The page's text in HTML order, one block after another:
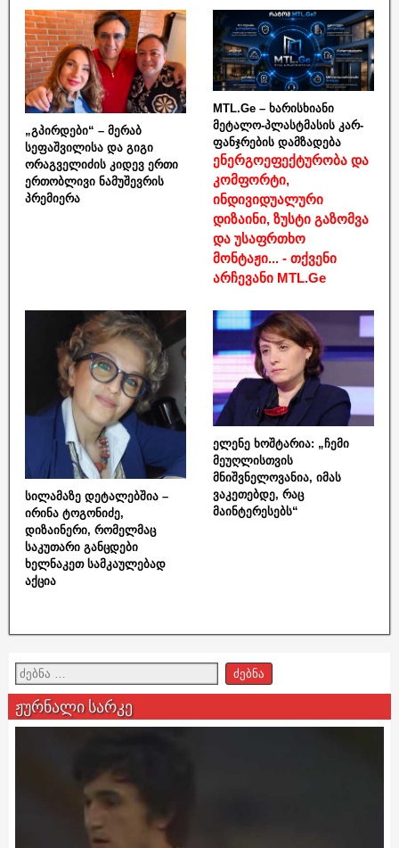
„გპირდები“ – მერაბ
სეფაშვილისა და გიგი
ორაგველიძის კიდევ ერთი
ერთობლივი ნამუშევრის
პრემიერა
MTL.Ge – ხარისხიანი
მეტალო-პლასტმასის კარ-
ფანჯრების დამზადება
ენერგოეფექტურობა და
კომფორტი,
ინდივიდუალური
დიზაინი, ზუსტი გაზომვა
და უსაფრთხო
მონტაჟი... - თქვენი
არჩევანი MTL.Ge
სილამაზე დეტალებშია –
ირინა ტოგონიძე,
დიზაინერი, რომელმაც
საკუთარი განცდები
ხელნაკეთ სამკაულებად
აქცია
ელენე ხოშტარია: „ჩემი
მეუღლისთვის
მნიშვნელოვანია, იმას
ვაკეთებდე, რაც
მაინტერესებს“
ჟურნალი სარკე